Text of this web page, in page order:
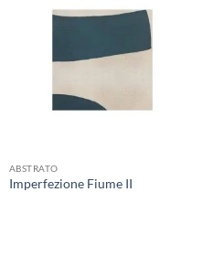
ABSTRATO
Imperfezione Fiume II